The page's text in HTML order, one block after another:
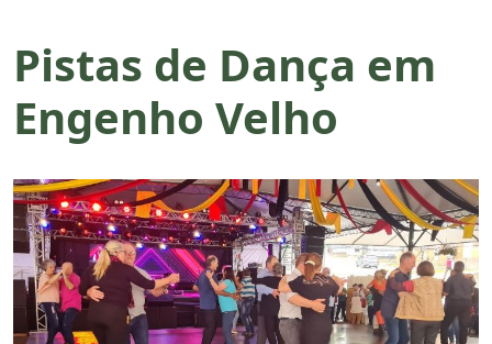
Pistas de Dança em
Engenho Velho